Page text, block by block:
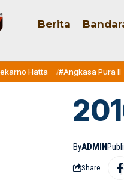
Berita
Hatta #Angkasa Pura II
ByADMIN
Share